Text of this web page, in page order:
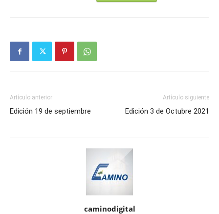
Artículo anterior
Edición 19 de septiembre
Artículo siguiente
Edición 3 de Octubre 2021
caminodigital